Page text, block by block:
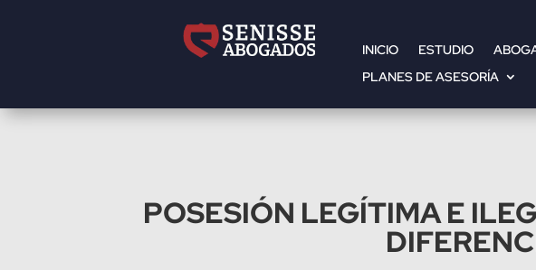
INICIO ESTUDIO
PLANES DE ASESORÍA
POSESIÓN LEGÍTIMA E